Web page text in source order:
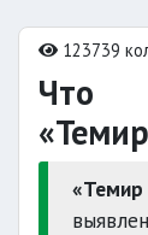
123739
Что